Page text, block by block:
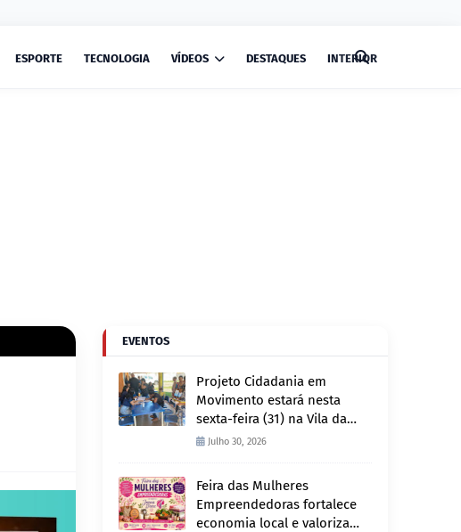
ESPORTE TECNOLOGIA VÍDEOS DESTAQUES INTERIOR
EVENTOS
Projeto Cidadania em
Movimento estará nesta
sexta-feira (31) na Vila da
Penha e sábado (1º) em
Julho 30, 2026
Feira das Mulheres
Empreendedoras fortalece
economia local e valoriza